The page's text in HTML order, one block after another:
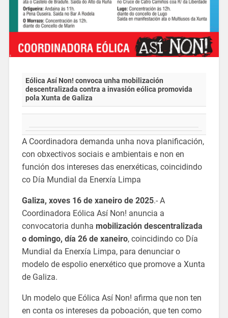
Eólica Así Non! convoca unha mobilización
descentralizada contra a invasión eólica promovida
pola Xunta de Galiza
A Coordinadora demanda unha nova planificación,
con obxectivos sociais e ambientais e non en
función dos intereses das enerxéticas, coincidindo
co Día Mundial da Enerxía Limpa
Galiza, xoves 16 de xaneiro de 2025.- A
Coordinadora Eólica Así Non! anuncia a
convocatoria dunha mobilización descentralizada
o domingo, día 26 de xaneiro, coincidindo co Día
Mundial da Enerxía Limpa, para denunciar o
modelo de espolio enerxético que promove a Xunta
de Galiza.
Un modelo que Eólica Así Non! afirma que non ten
en conta os intereses da poboación, que ten como